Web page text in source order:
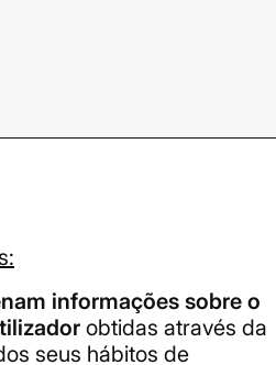
informações sobre o
obtidas através da
seus hábitos de